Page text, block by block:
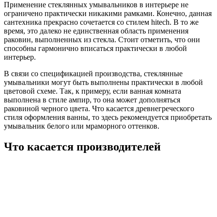
Применение стеклянных умывальников в интерьере не
ограничено практически никакими рамками. Конечно, данная
сантехника прекрасно сочетается со стилем hitech. В то же
время, это далеко не единственная область применения
раковин, выполненных из стекла. Стоит отметить, что они
способны гармонично вписаться практически в любой
интерьер.
В связи со спецификацией производства, стеклянные
умывальники могут быть выполнены практически в любой
цветовой схеме. Так, к примеру, если ванная комната
выполнена в стиле ампир, то она может дополняться
раковиной черного цвета. Что касается древнегреческого
стиля оформления ванны, то здесь рекомендуется приобретать
умывальник белого или мраморного оттенков.
Что касается производителей